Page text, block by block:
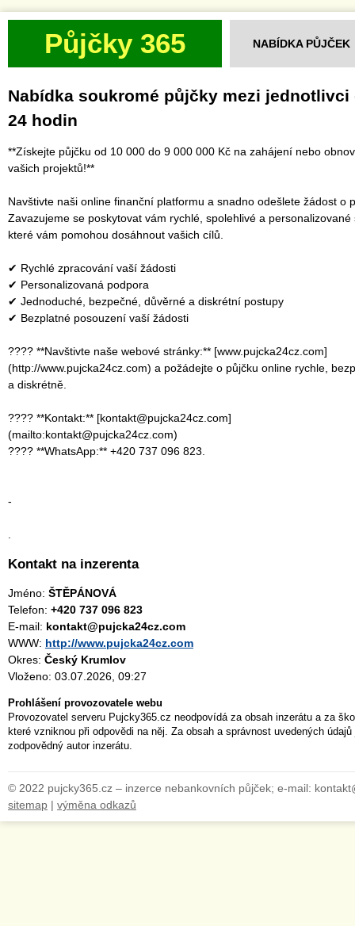
Půjčky 365 NABÍDKA PŮJČEK
Nabídka soukromé půjčky mezi jednotlivci
24 hodin
**Získejte půjčku od 10 000 do 9 000 000 Kč na zahájení nebo
vašich projektů!**
Navštivte naši online finanční platformu a snadno odešlete žádost o
Zavazujeme se poskytovat vám rychlé, spolehlivé a personalizované
které vám pomohou dosáhnout vašich cílů.
✔ Rychlé zpracování vaší žádosti
✔ Personalizovaná podpora
✔ Jednoduché, bezpečné, důvěrné a diskrétní postupy
✔ Bezplatné posouzení vaší žádosti
???? **Navštivte naše webové stránky:** [www.pujcka24cz.com]
(http://www.pujcka24cz.com) a požádejte o půjčku online rychle,
a diskrétně.
???? **Kontakt:** [kontakt@pujcka24cz.com]
(mailto:kontakt@pujcka24cz.com)
???? **WhatsApp:** +420 737 096 823.
-
Kontakt na inzerenta
Jméno: ŠTĚPÁNOVÁ
Telefon: +420 737 096 823
E-mail: kontakt@pujcka24cz.com
WWW: http://www.pujcka24cz.com
Okres: Český Krumlov
Vloženo: 03.07.2026, 09:27
Prohlášení provozovatele webu
Provozovatel serveru Pujcky365.cz neodpovídá za obsah inzerátu a za
které vzniknou při odpovědi na něj. Za obsah a správnost uvedených
zodpovědný autor inzerátu.
© 2022 pujcky365.cz – inzerce nebankovních půjček; e-mail:
sitemap | výměna odkazů